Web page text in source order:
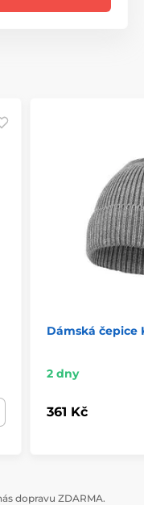
Dámská čepice
2 dny
361 Kč
dopravu ZDARMA.